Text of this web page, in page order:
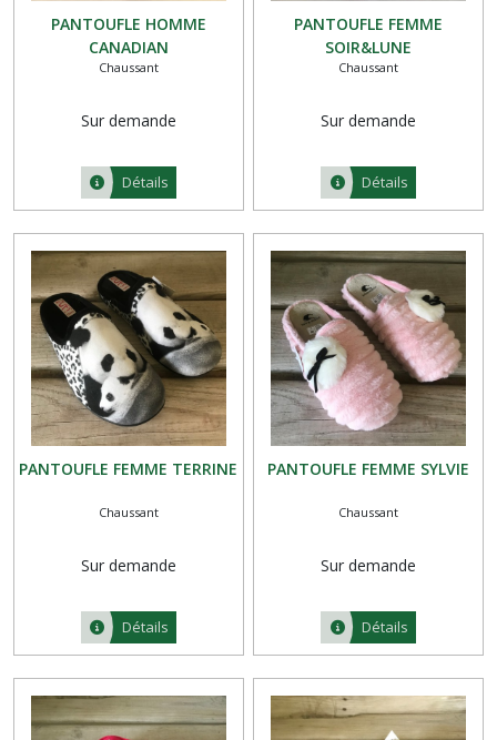
PANTOUFLE HOMME
CANADIAN
Chaussant
Sur demande
Détails
PANTOUFLE FEMME
SOIR&LUNE
Chaussant
Sur demande
Détails
PANTOUFLE FEMME TERRINE
Chaussant
Sur demande
Détails
PANTOUFLE FEMME SYLVIE
Chaussant
Sur demande
Détails